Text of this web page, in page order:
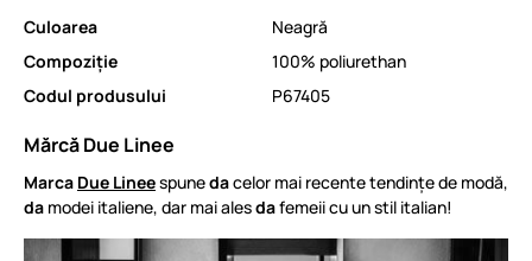
Culoarea
Neagră
Compoziție
100% poliurethan
Codul produsului
P67405
Mărcă Due Linee
Marca Due Lineespunedacelor mai recente tendințe de modă,
da modei italiene, dar mai alesdafemeii cu un stil italian!